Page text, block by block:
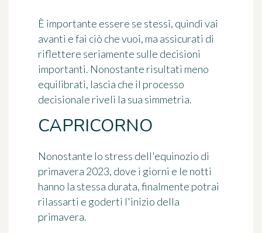
È importante essere se stessi, quindi vai
avanti e fai ciò che vuoi, ma assicurati di
riflettere seriamente sulle decisioni
importanti. Nonostante risultati meno
equilibrati, lascia che il processo
decisionale riveli la sua simmetria.
CAPRICORNO
Nonostante lo stress dell'equinozio di
primavera 2023, dove i giorni e le notti
hanno la stessa durata, finalmente potrai
rilassarti e goderti l'inizio della
primavera.